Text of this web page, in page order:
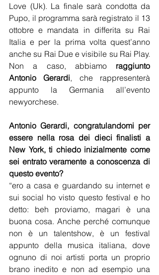
Love (Uk). La finale sarà condotta da
Pupo, il programma sarà registrato il 13
ottobre e mandata in differita su Rai
Italia e per la prima volta quest’anno
anche su Rai Due e visibile su Rai Play.
Non a caso, abbiamo raggiunto
Antonio Gerardi, che rappresenterà
appunto la Germania all’evento
newyorchese.
Antonio Gerardi, congratulandomi per
essere nella rosa dei dieci finalisti a
New York, ti chiedo inizialmente come
sei entrato veramente a conoscenza di
questo evento?
“ero a casa e guardando su internet e
sui social ho visto questo festival e ho
detto: beh proviamo, magari è una
buona cosa. Anche perché comunque
non è un talentshow, è un festival
appunto della musica italiana, dove
ognuno di noi artisti porta un proprio
brano inedito e non ad esempio una